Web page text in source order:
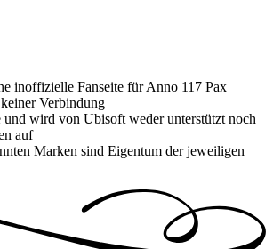
inoffizielle Fanseite für Anno 117 Pax
Verbindung
wird von Ubisoft weder unterstützt noch
auf
Marken sind Eigentum der jeweiligen